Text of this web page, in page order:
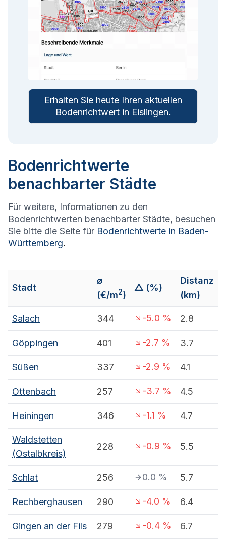
Erhalten Sie heute Ihren aktuellen
Bodenrichtwert in Eislingen.
Bodenrichtwerte
benachbarter Städte
Für weitere, Informationen zu den
Bodenrichtwerten benachbarter Städte, besuchen
Sie bitte die Seite für Bodenrichtwerte in Baden-
Württemberg.
Stadt
⌀
(€/m2)
△ (%)
Distanz
(km)
Salach 344 -5.0 % 2.8
Göppingen 401 -2.7 % 3.7
Süßen 337 -2.9 % 4.1
Ottenbach 257 -3.7 % 4.5
Heiningen 346 -1.1 % 4.7
Waldstetten
(Ostalbkreis)
228 -0.9 % 5.5
Schlat 256 0.0 % 5.7
Rechberghausen 290 -4.0 % 6.4
Gingen an der Fils 279 -0.4 % 6.7